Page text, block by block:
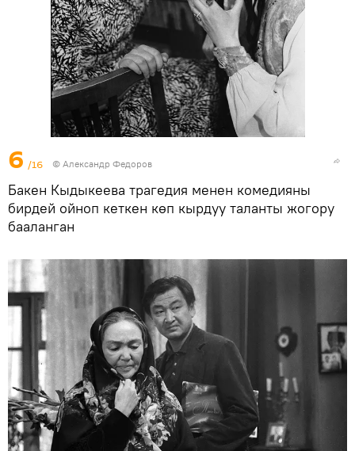
6 /16 © Александр Федоров
Бакен Кыдыкеева трагедия менен комедияны
бирдей ойноп кеткен көп кырдуу таланты жогору
бааланган